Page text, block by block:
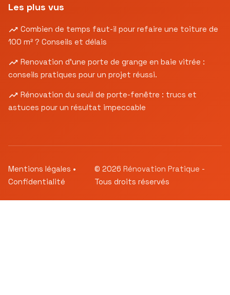
Les plus vus
Combien de temps faut-il pour refaire une toiture de
100 m² ? Conseils et délais
Renovation d’une porte de grange en baie vitrée :
conseils pratiques pour un projet réussi.
Rénovation du seuil de porte-fenêtre : trucs et
astuces pour un résultat impeccable
Mentions légales •
Confidentialité
© 2026 Rénovation Pratique -
Tous droits réservés